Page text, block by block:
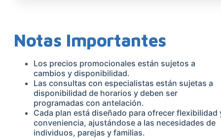
Notas Importantes
Los precios promocionales están sujetos a
cambios y disponibilidad.
Las consultas con especialistas están sujetas a
disponibilidad de horarios y deben ser
programadas con antelación.
Cada plan está diseñado para ofrecer flexibilidad
conveniencia, ajustándose a las necesidades de
individuos, parejas y familias.